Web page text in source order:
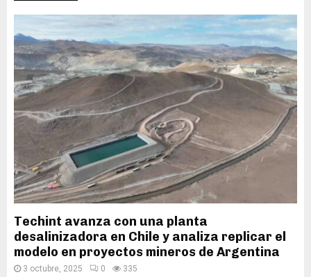
Techint avanza con una planta
desalinizadora en Chile y analiza replicar el
modelo en proyectos mineros de Argentina
3 octubre, 2025 0 335